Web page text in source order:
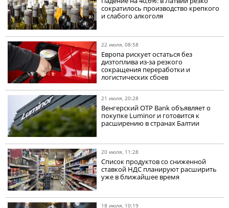
сократилось производство крепкого
и слабого алкоголя
22 июля, 08:58
Европа рискует остаться без
дизтоплива из-за резкого
сокращения переработки и
логистических сбоев
21 июля, 20:28
Венгерский OTP Bank объявляет о
покупке Luminor и готовится к
расширению в странах Балтии
20 июля, 11:28
Список продуктов со сниженной
ставкой НДС планируют расширить
уже в ближайшее время
18 июля, 10:19